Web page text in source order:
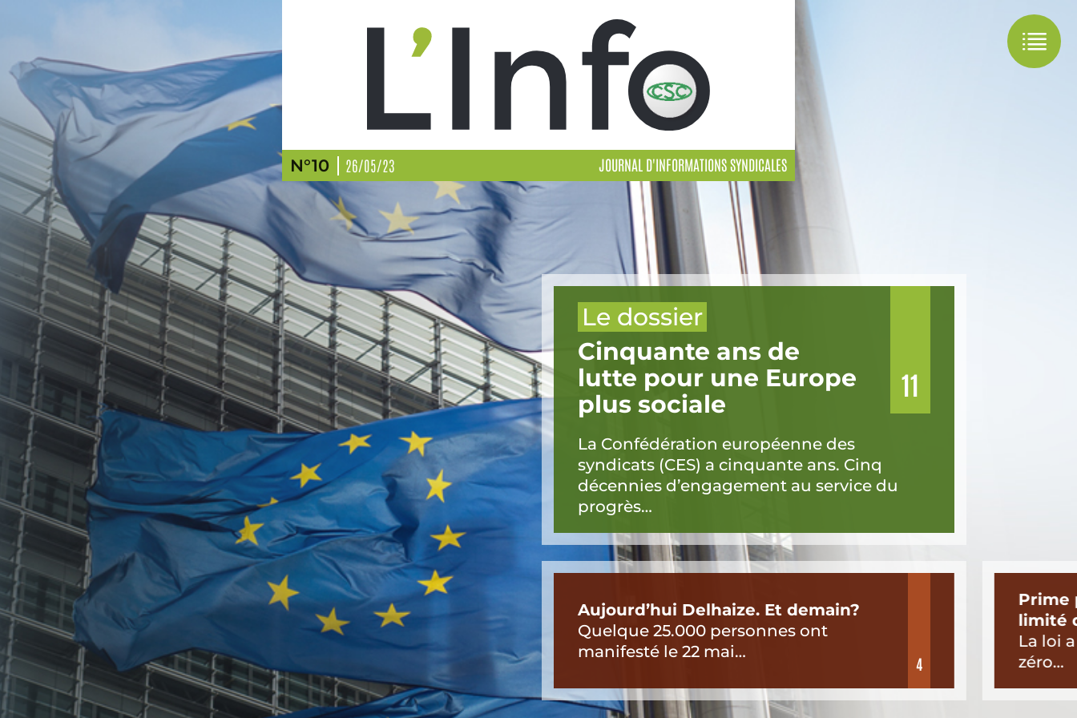
N°10 26/05/23 JOURNAL D'INFORMATIONS SYNDICALES
Aujourd’hui Delhaize. Et demain?
Quelque 25.000 personnes ont
manifesté le 22 mai…
4
Prime
limité
La loi
zéro…
Le dossier
Cinquante ans de
lutte pour une Europe
plus sociale
11
La Confédération européenne des
syndicats (CES) a cinquante ans. Cinq
décennies d’engagement au service du
progrès…